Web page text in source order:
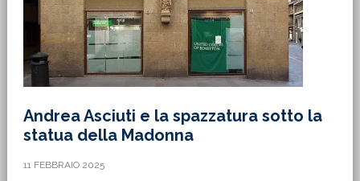
Andrea Asciuti e la spazzatura sotto la
statua della Madonna
11 FEBBRAIO 2025